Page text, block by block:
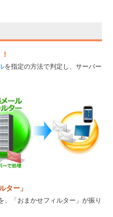
を指定の方法で判定し、サーバー
ター」
、「おまかせフィルター」が振り